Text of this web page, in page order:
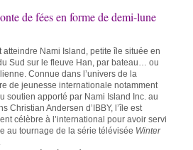
de fées en forme de demi-lune
atteindre Nami Island, petite île située en
Sud sur le fleuve Han, par bateau… ou
Connue dans l’univers de la
de jeunesse internationale notamment
soutien apporté par Nami Island Inc. au
Christian Andersen d’IBBY, l’île est
célèbre à l’international pour avoir servi
au tournage de la série télévisée Winter
.